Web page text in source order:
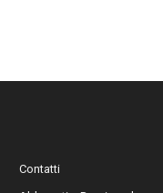
Contatti